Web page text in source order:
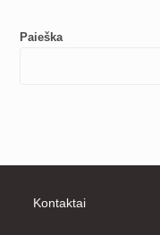
Paieška
Kontaktai